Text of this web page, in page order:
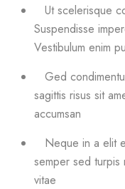
Ut scelerisque
Suspendisse
Vestibulum enim
Ged
sagittis risus sit
accumsan
Neque in a elit
semper sed turpis
vitae